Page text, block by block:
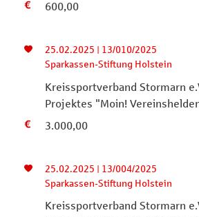
600,00
25.02.2025 | 13/010/2025
Sparkassen-Stiftung Holstein
Kreissportverband Stormarn
Projektes "Moin!
3.000,00
25.02.2025 | 13/004/2025
Sparkassen-Stiftung Holstein
Kreissportverband Stormarn